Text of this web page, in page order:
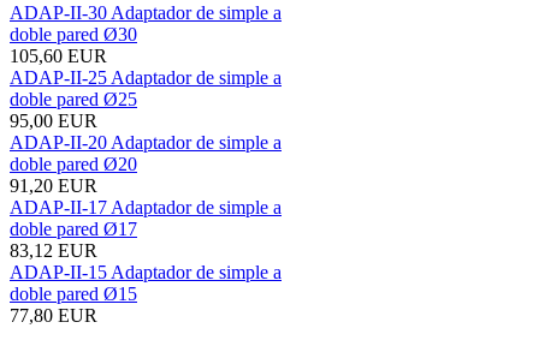
ADAP-II-30 Adaptador de simple a
doble pared Ø30
105,60 EUR
ADAP-II-25 Adaptador de simple a
doble pared Ø25
95,00 EUR
ADAP-II-20 Adaptador de simple a
doble pared Ø20
91,20 EUR
ADAP-II-17 Adaptador de simple a
doble pared Ø17
83,12 EUR
ADAP-II-15 Adaptador de simple a
doble pared Ø15
77,80 EUR